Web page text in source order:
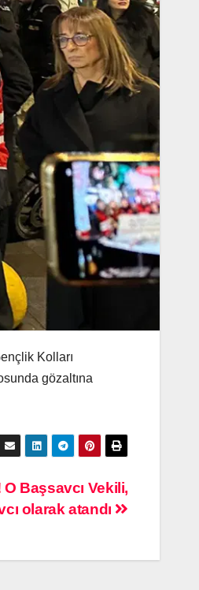
Kolları
gözaltına
Başsavcı Vekili,
olarak atandı